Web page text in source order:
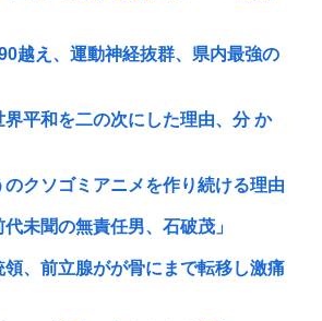
越え、運動神経抜群、県内最強の
界平和を二の次にした理由、分 か
クソゴミアニメを作り続ける理由
代未聞の無責任男、石破茂」
、前立腺がが骨にまで転移し激痛